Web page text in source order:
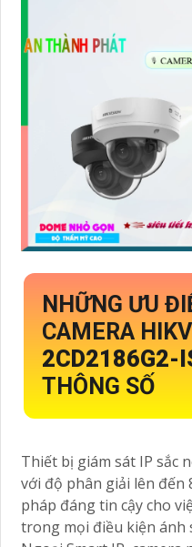
NHỮNG ƯU
CAMERA
2CD2186G2-
THÔNG SỐ
Thiết bị giám sát IP sắc
với độ phân giải lên đến
pháp đáng tin cậy cho
trong mọi điều kiện ánh